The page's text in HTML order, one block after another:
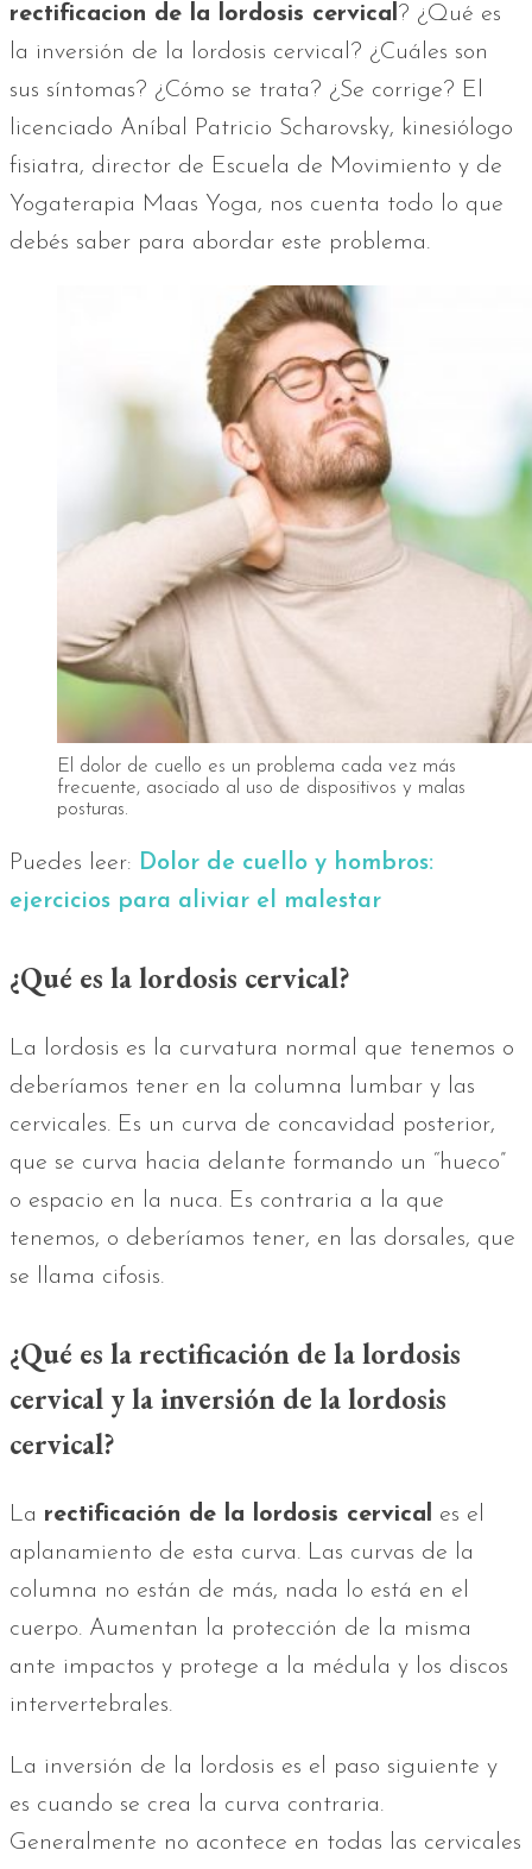
rectificacion de la lordosis cervical ? ¿Qué es
la inversión de la lordosis cervical? ¿Cuáles son
sus síntomas? ¿Cómo se trata? ¿Se corrige? El
licenciado Aníbal Patricio Scharovsky, kinesiólogo
fisiatra, director de Escuela de Movimiento y de
Yogaterapia Maas Yoga, nos cuenta todo lo que
debés saber para abordar este problema.
El dolor de cuello es un problema cada vez más
frecuente, asociado al uso de dispositivos y malas
posturas.
Puedes leer: Dolor de cuello y hombros:
ejercicios para aliviar el malestar
¿Qué es la lordosis cervical?
La lordosis es la curvatura normal que tenemos o
deberíamos tener en la columna lumbar y las
cervicales. Es un curva de concavidad posterior,
que se curva hacia delante formando un “hueco”
o espacio en la nuca. Es contraria a la que
tenemos, o deberíamos tener, en las dorsales, que
se llama cifosis.
¿Qué es la rectificación de la lordosis
cervical y la inversión de la lordosis
cervical?
La rectificación de la lordosis cervical es el
aplanamiento de esta curva. Las curvas de la
columna no están de más, nada lo está en el
cuerpo. Aumentan la protección de la misma
ante impactos y protege a la médula y los discos
intervertebrales.
La inversión de la lordosis es el paso siguiente y
es cuando se crea la curva contraria.
Generalmente no acontece en todas las cervicales